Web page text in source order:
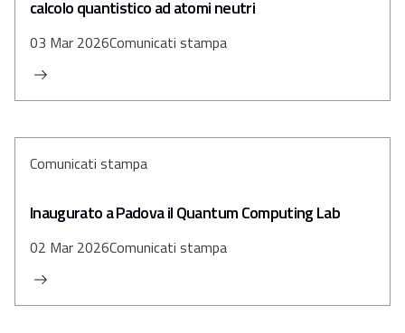
calcolo quantistico ad atomi neutri
03 Mar 2026Comunicati stampa
Comunicati stampa
Inaugurato a Padova il Quantum Computing Lab
02 Mar 2026Comunicati stampa